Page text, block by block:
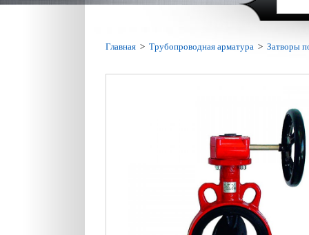
Главная > Трубопроводная арматура > Затворы